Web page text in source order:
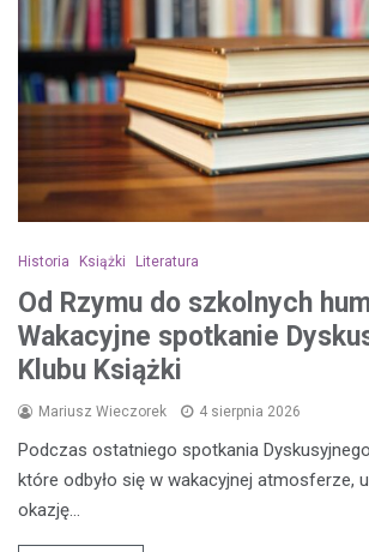
Historia Książki Literatura
Od Rzymu do szkolnych
Wakacyjne spotkanie
Klubu Książki
Mariusz Wieczorek 4 sierpnia 2026
Podczas ostatniego spotkania
które odbyło się w wakacyjnej atmosferze,
okazję…